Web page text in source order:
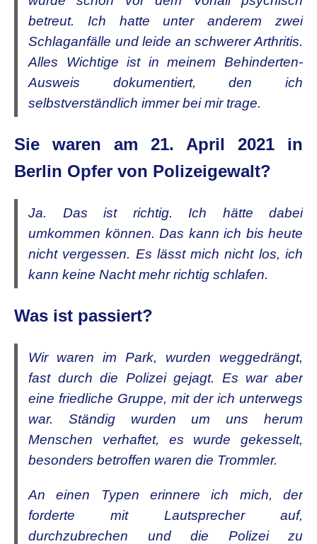
betreut. Ich hatte unter anderem zwei
Schlaganfälle und leide an schwerer Arthritis.
Alles Wichtige ist in meinem Behinderten-
Ausweis dokumentiert, den ich
selbstverständlich immer bei mir trage.
Sie waren am 21. April 2021 in
Berlin Opfer von Polizeigewalt?
Ja. Das ist richtig. Ich hätte dabei
umkommen können. Das kann ich bis heute
nicht vergessen. Es lässt mich nicht los, ich
kann keine Nacht mehr richtig schlafen.
Was ist passiert?
Wir waren im Park, wurden weggedrängt,
fast durch die Polizei gejagt. Es war aber
eine friedliche Gruppe, mit der ich unterwegs
war. Ständig wurden um uns herum
Menschen verhaftet, es wurde gekesselt,
besonders betroffen waren die Trommler.
An einen Typen erinnere ich mich, der
forderte mit Lautsprecher auf,
durchzubrechen und die Polizei zu